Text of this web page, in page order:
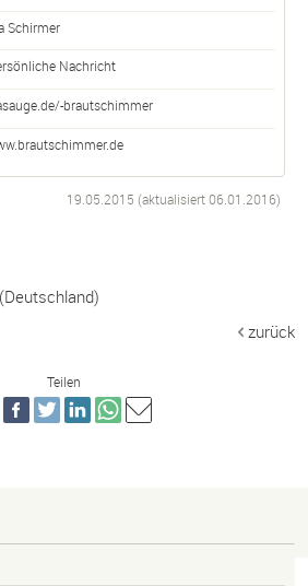
Schirmer
Nachricht
brautschimmer
19.05.2015 (aktualisiert06.01.2016)
zurück
Teilen